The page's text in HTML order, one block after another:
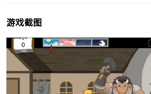
游戏截图